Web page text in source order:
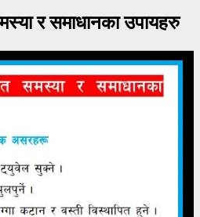
र समाधानका उपायहरु